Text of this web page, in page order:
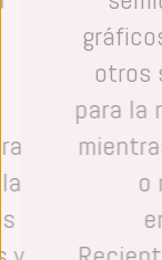
otros
para la
o